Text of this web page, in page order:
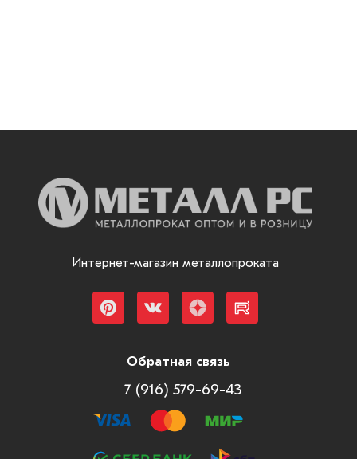
Интернет-магазин металлопроката
Обратная связь
+7 (916) 579-69-43